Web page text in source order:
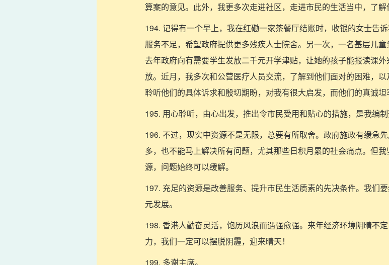
算案的意见。此外，我更多次走进社区，走进市民的生活当中，了解
194. 记得有一个早上，我在红磡一家茶餐厅结账时，收银的女士告
服务不足，希望政府提供更多残疾人士院舍。另一次，一名基层儿童
去年政府向有需要学生发放二千元开学津贴，让她的孩子能报读课
放。近月，我多次和公营医疗人员交流，了解到他们面对的困难，以
聆听他们的具体诉求和殷切期盼，对我有很大启发，而他们的真诚坦
195. 用心聆听，由心出发，推出令市民受用和贴心的措施，是我编制
196. 不过，现实中资源不是无限，总要有所取舍。政府施政有缓急
多，也不能马上解决所有问题，尤其那些日积月累的社会痛点。但
源，问题始终可以缓解。
197. 充足的资源是改善服务、提升市民生活质素的先决条件。我们
元发展。
198. 香港人勤奋灵活，饱历风浪而遇强愈强。来年经济环境阴晴不
力，我们一定可以摆脱阴霾，迎来晴天！
199. 多谢主席。